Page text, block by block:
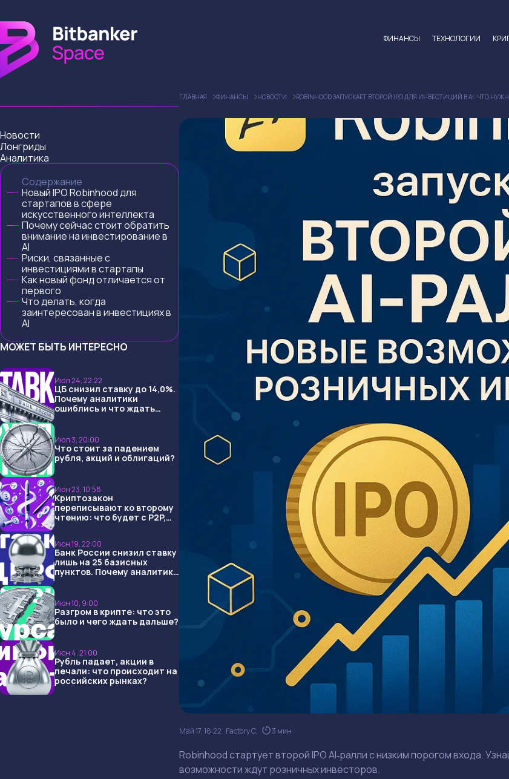
ФИНАНСЫ ТЕХНОЛОГИИ
Новости
Лонгриды
Аналитика
Содержание
Новый IPO Robinhood для
стартапов в сфере
искусственного интеллекта
Почему сейчас стоит обратить
внимание на инвестирование в
AI
Риски, связанные с
инвестициями в стартапы
Как новый фонд отличается от
первого
Что делать, когда
заинтересован в инвестициях в
AI
МОЖЕТ БЫТЬ ИНТЕРЕСНО
Июл 24, 22:22
ЦБ снизил ставку до 14,0%.
Почему аналитики
ошиблись и что ждать
Июл 3, 20:00
Что стоит за падением
рубля, акций и облигаций?
Июн 23, 10:58
Криптозакон
переписывают ко второму
чтению: что будет с P2P,
Июн 19, 22:00
Банк России снизил ставку
лишь на 25 базисных
пунктов. Почему аналитики
Июн 10, 9:00
Разгром в крипте: что это
было и чего ждать дальше?
Июн 4, 21:00
Рубль падает, акции в
печали: что происходит на
российских рынках?
ГЛАВНАЯ ФИНАНСЫ НОВОСТИ ROBINHOOD ЗАПУСКАЕТ ВТОРОЙ IPO ДЛЯ ИНВЕСТИЦИЙ В AI: ЧТО
Май 17, 18:22 Factory C. 3 мин
Robinhood стартует второй IPO AI‑ралли с низким порогом входа.
возможности ждут розничных инвесторов.